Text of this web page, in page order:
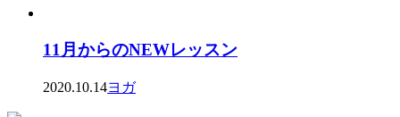
11月からのNEWレッスン
2020.10.14ヨガ